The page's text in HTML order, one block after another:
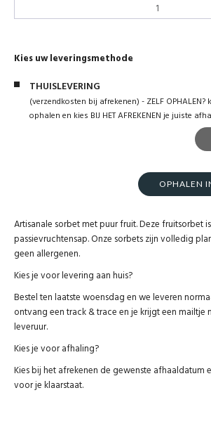
Kies uw leveringsmethode
THUISLEVERING
(verzendkosten bij afrekenen) - ZELF
ophalen en kies BIJ HET AFREKENEN je juiste
OPHALEN
Artisanale sorbet met puur fruit. Deze fruitsorbet
passievruchtensap. Onze sorbets zijn volledig
geen allergenen.
Kies je voor levering aan huis?
Bestel ten laatste woensdag en we leveren
ontvang een track & trace en je krijgt een mailtje
leveruur.
Kies je voor afhaling?
Kies bij het afrekenen de gewenste afhaaldatum
voor je klaarstaat.